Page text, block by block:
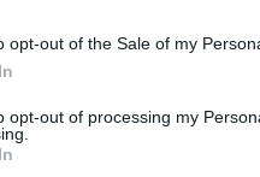
opt-out of the Sale of my
opt-out of processing my